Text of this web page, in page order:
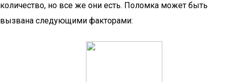
количество, но все же они есть. Поломка может быть
вызвана следующими факторами: